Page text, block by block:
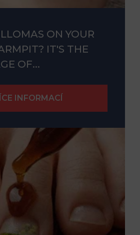
ON YOUR
IT'S THE
OF...